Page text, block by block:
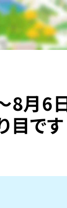
8月6
目です